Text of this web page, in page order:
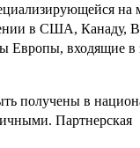
на
в США, Канаду,
входящие в
получены в
Партнерская